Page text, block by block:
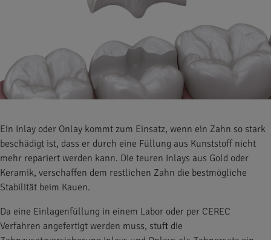
Ein Inlay oder Onlay kommt zum Einsatz, wenn ein Zahn so stark
beschädigt ist, dass er durch eine Füllung aus Kunststoff nicht
mehr repariert werden kann. Die teuren Inlays aus Gold oder
Keramik, verschaffen dem restlichen Zahn die bestmögliche
Stabilität beim Kauen.
Da eine Einlagenfüllung in einem Labor oder per CEREC
Verfahren angefertigt werden muss, stuft die